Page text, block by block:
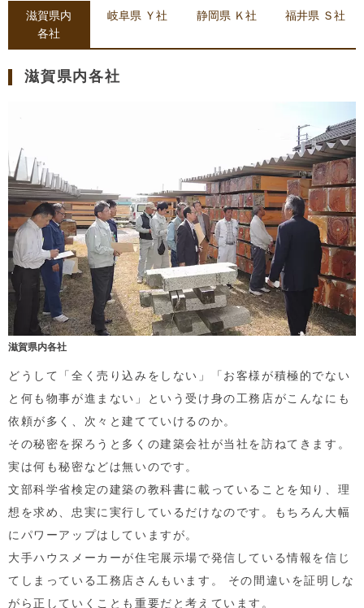
滋賀県内
各社
岐阜県 Ｙ社 静岡県 Ｋ社 福井県 Ｓ社
滋賀県内各社
滋賀県内各社
どうして「全く売り込みをしない」「お客様が積極的でない
と何も物事が進まない」という受け身の工務店がこんなにも
依頼が多く、次々と建てていけるのか。
その秘密を探ろうと多くの建築会社が当社を訪ねてきます。
実は何も秘密などは無いのです。
文部科学省検定の建築の教科書に載っていることを知り、理
想を求め、忠実に実行しているだけなのです。もちろん大幅
にパワーアップはしていますが。
大手ハウスメーカーが住宅展示場で発信している情報を信じ
てしまっている工務店さんもいます。 その間違いを証明しな
がら正していくことも重要だと考えています。